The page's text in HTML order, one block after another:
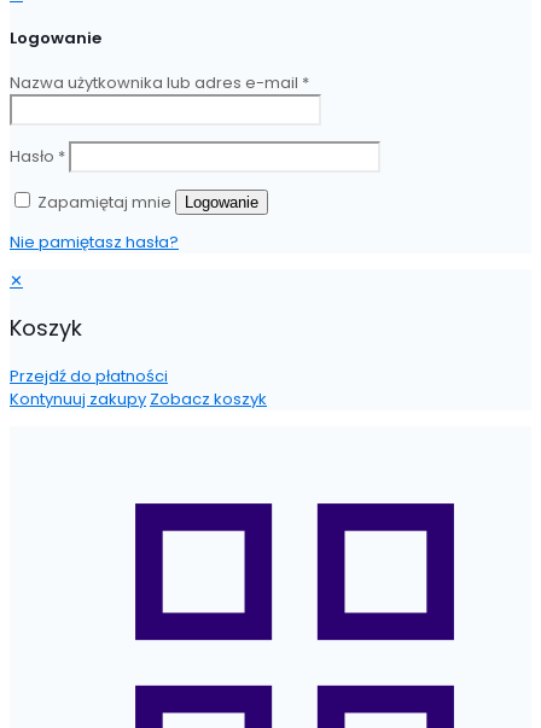
Logowanie
Nazwa użytkownika lub adres e-mail *
Hasło *
Zapamiętaj mnie
Logowanie
Nie pamiętasz hasła?
✕
Koszyk
Przejdź do płatności
Kontynuuj zakupy Zobacz koszyk